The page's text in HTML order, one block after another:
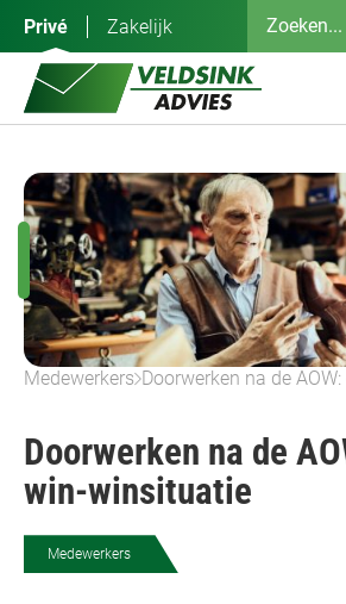
inhoud
Privé Zakelijk
Zoeken
Medewerkers Doorwerken na de
Doorwerken na de
win-winsituatie
Medewerkers